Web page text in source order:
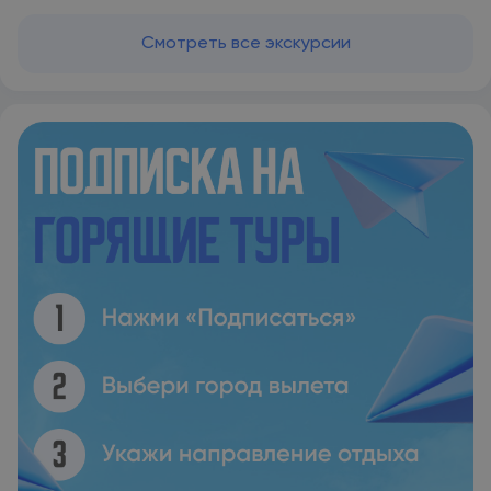
Смотреть все экскурсии